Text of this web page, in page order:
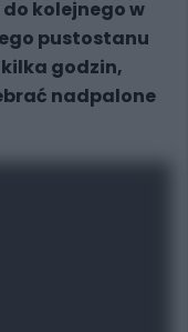
do kolejnego w
pustostanu
kilka godzin,
nadpalone